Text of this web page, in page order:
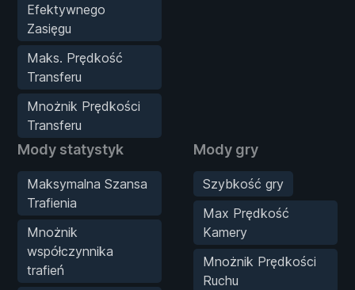
Efektywnego
Zasięgu
Maks. Prędkość
Transferu
Mnożnik Prędkości
Transferu
Mody statystyk
Maksymalna Szansa
Trafienia
Mnożnik
współczynnika
trafień
Mody gry
Szybkość gry
Max Prędkość
Kamery
Mnożnik Prędkości
Ruchu